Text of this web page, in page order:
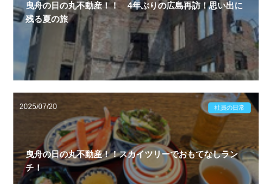
曳舟の日の丸不動産！！ 4年ぶりの広島再訪！思い出に
残る夏の旅
2025/07/20 社員の日常
曳舟の日の丸不動産！！スカイツリーでおもてなしラン
チ！